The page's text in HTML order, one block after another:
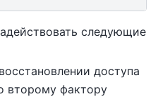
следующие
доступа
второму фактору